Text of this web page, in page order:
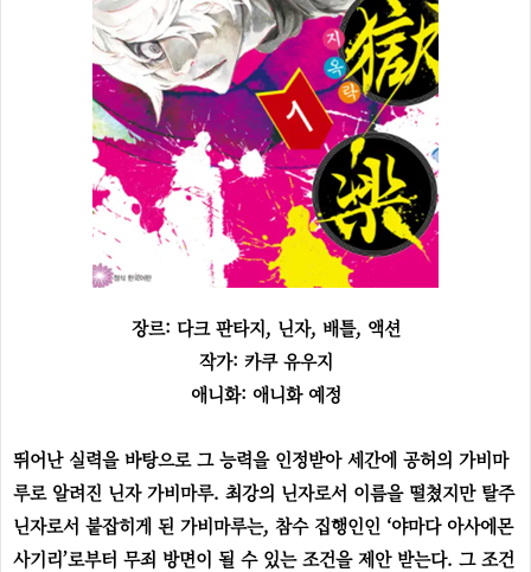
장르: 다크 판타지, 닌자, 배틀, 액션
작가: 카쿠 유우지
애니화: 애니화 예정
뛰어난 실력을 바탕으로 그 능력을 인정받아 세간에 공허의 가비마
루로 알려진 닌자 가비마루. 최강의 닌자로서 이름을 떨쳤지만 탈주
닌자로서 붙잡히게 된 가비마루는, 참수 집행인인 ‘야마다 아사에몬
사기리’로부터 무죄 방면이 될 수 있는 조건을 제안 받는다. 그 조건